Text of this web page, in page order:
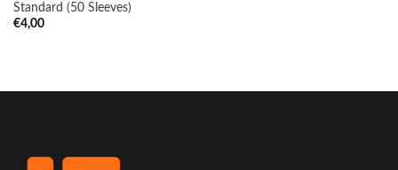
Standard (50 Sleeves)
€4,00